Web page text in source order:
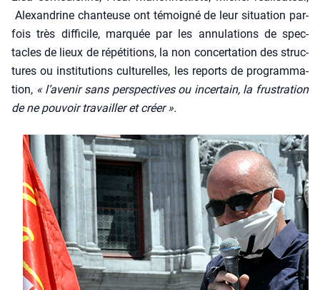
Alexan­drine chan­teuse ont témoi­gné de leur situa­tion par­
fois très dif­fi­cile, mar­quée par les annu­la­tions de spec­
tacles de lieux de répé­ti­tions, la non concer­ta­tion des struc­
tures ou ins­ti­tu­tions cultu­relles, les reports de pro­gram­ma­
tion, « l’avenir sans pers­pec­tives ou incer­tain, la frus­tra­tion
de ne pou­voir tra­vailler et créer ».